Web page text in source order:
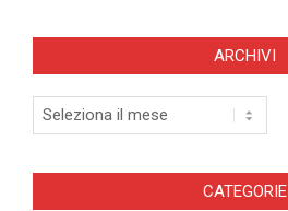
ARCHIVI
Archivi
CATEGORIE